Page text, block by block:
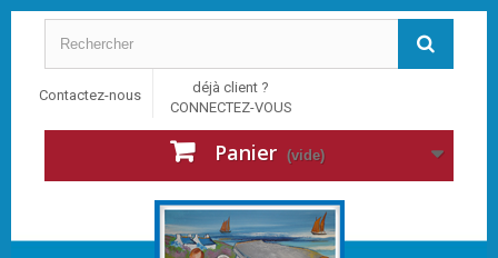
Contactez-nous
déjà client ?
CONNECTEZ-VOUS
Panier (vide)